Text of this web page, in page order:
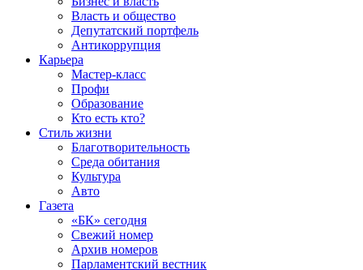
Власть и общество
Депутатский портфель
Антикоррупция
Карьера
Мастер-класс
Профи
Образование
Кто есть кто?
Стиль жизни
Благотворительность
Среда обитания
Культура
Авто
Газета
«БК» сегодня
Свежий номер
Архив номеров
Парламентский вестник